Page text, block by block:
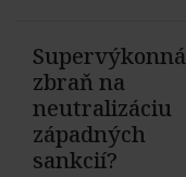
Supervýkonná
zbraň na
neutralizáciu
západných
sankcií?